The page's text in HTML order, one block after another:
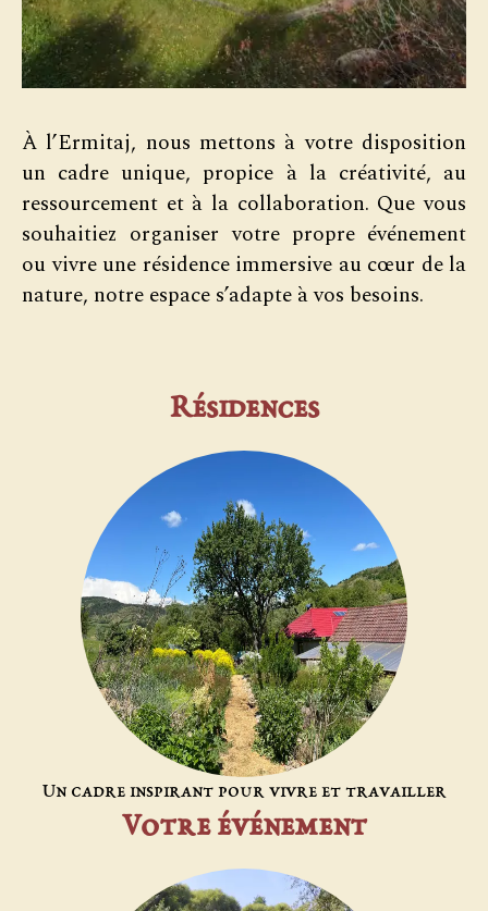
À l’Ermitaj, nous mettons à votre disposition
un cadre unique, propice à la créativité, au
ressourcement et à la collaboration. Que vous
souhaitiez organiser votre propre événement
ou vivre une résidence immersive au cœur de la
nature, notre espace s’adapte à vos besoins.
Résidences
Un cadre inspirant pour vivre et travailler
Votre événement